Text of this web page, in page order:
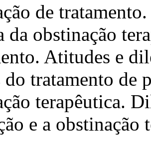
de
da obstinação
Atitudes e
tratamento de
terapêutica.
e a obstinação